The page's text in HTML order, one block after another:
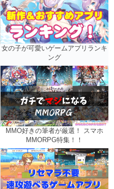
女の子が可愛いゲームアプリランキ
ング
MMO好きの筆者が厳選！ スマホ
MMORPG特集！！